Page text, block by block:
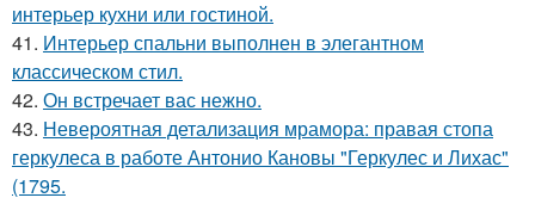
интерьер кухни или гостиной.
41. Интерьер спальни выполнен в элегантном
классическом стил.
42. Он встречает вас нежно.
43. Невероятная детализация мрамора: правая стопа
геркулеса в работе Антонио Кановы "Геркулес и Лихас"
(1795.